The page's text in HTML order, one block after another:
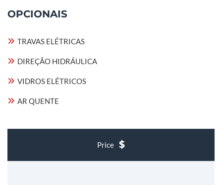
OPCIONAIS
TRAVAS ELÉTRICAS
DIREÇÃO HIDRÁULICA
VIDROS ELÉTRICOS
AR QUENTE
Price